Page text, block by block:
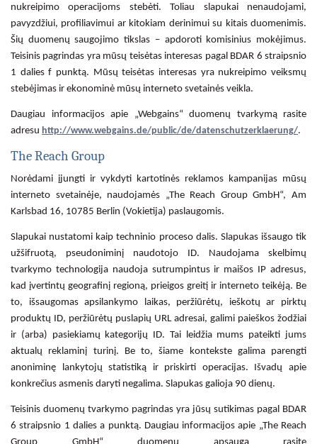
nukreipimo operacijoms stebėti. Toliau slapukai nenaudojami,
pavyzdžiui, profiliavimui ar kitokiam derinimui su kitais duomenimis.
Šių duomenų saugojimo tikslas – apdoroti komisinius mokėjimus.
Teisinis pagrindas yra mūsų teisėtas interesas pagal BDAR 6 straipsnio
1 dalies f punktą. Mūsų teisėtas interesas yra nukreipimo veiksmų
stebėjimas ir ekonominė mūsų interneto svetainės veikla.
Daugiau informacijos apie „Webgains“ duomenų tvarkymą rasite
adresu http://www.webgains.de/public/de/datenschutzerklaerung/.
The Reach Group
Norėdami įjungti ir vykdyti kartotinės reklamos kampanijas mūsų
interneto svetainėje, naudojamės „The Reach Group GmbH“, Am
Karlsbad 16, 10785 Berlin (Vokietija) paslaugomis.
Slapukai nustatomi kaip techninio proceso dalis. Slapukas išsaugo tik
užšifruotą, pseudoniminį naudotojo ID. Naudojama skelbimų
tvarkymo technologija naudoja sutrumpintus ir maišos IP adresus,
kad įvertintų geografinį regioną, prieigos greitį ir interneto teikėją. Be
to, išsaugomas apsilankymo laikas, peržiūrėtų, ieškotų ar pirktų
produktų ID, peržiūrėtų puslapių URL adresai, galimi paieškos žodžiai
ir (arba) pasiekiamų kategorijų ID. Tai leidžia mums pateikti jums
aktualų reklaminį turinį. Be to, šiame kontekste galima parengti
anoniminę lankytojų statistiką ir priskirti operacijas. Išvadų apie
konkrečius asmenis daryti negalima. Slapukas galioja 90 dienų.
Teisinis duomenų tvarkymo pagrindas yra jūsų sutikimas pagal BDAR
6 straipsnio 1 dalies a punktą. Daugiau informacijos apie „The Reach